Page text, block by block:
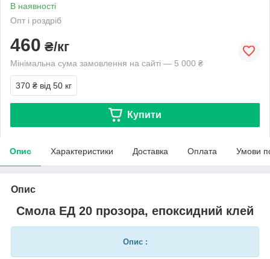
В наявності
Опт і роздріб
460 ₴/кг
Мінімальна сума замовлення на сайті — 5 000 ₴
370 ₴ від 50 кг
Купити
Опис Характеристики Доставка Оплата Умови
Опис
Смола ЕД 20 прозора, епоксидний клей
Опис :